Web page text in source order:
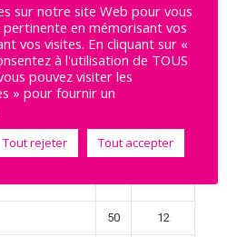
2025-2026
MAUR 4 1
50 12
sur notre site Web pour vous
en mémorisant vos
vos visites. En cliquant sur «
à l'utilisation de TOUS
pouvez visiter les
» pour fournir un
Tout rejeter Tout accepter